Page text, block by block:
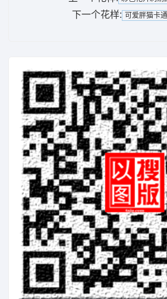
下一个花样: 可爱胖猫卡